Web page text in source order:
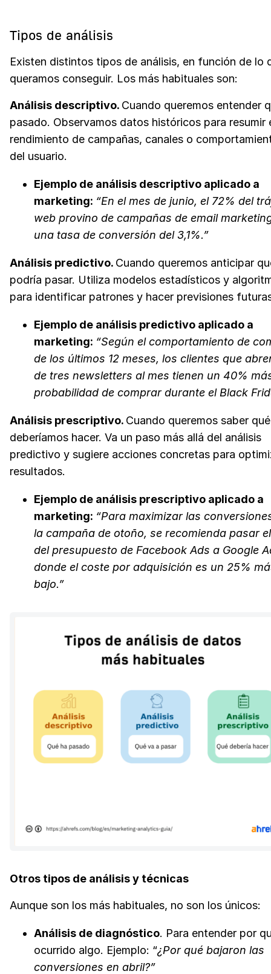
Tipos de análisis
Existen distintos tipos de análisis, en función de lo
queramos conseguir. Los más habituales son:
Análisis descriptivo. Cuando queremos entender
pasado. Observamos datos históricos para resumir
rendimiento de campañas, canales o
del usuario.
Ejemplo de análisis descriptivo aplicado a
marketing: “En el mes de junio, el 72% del
web provino de campañas de email
una tasa de conversión del 3,1%.”
Análisis predictivo. Cuando queremos anticipar
podría pasar. Utiliza modelos estadísticos y
para identificar patrones y hacer previsiones
Ejemplo de análisis predictivo aplicado a
marketing: “Según el comportamiento de
de los últimos 12 meses, los clientes que
de tres newsletters al mes tienen un 40%
probabilidad de comprar durante el Black
Análisis prescriptivo. Cuando queremos saber qué
deberíamos hacer. Va un paso más allá del análisis
predictivo y sugiere acciones concretas para
resultados.
Ejemplo de análisis prescriptivo aplicado a
marketing: “Para maximizar las
la campaña de otoño, se recomienda pasar
del presupuesto de Facebook Ads a Google
donde el coste por adquisición es un 25%
bajo.”
Otros tipos de análisis y técnicas
Aunque son los más habituales, no son los únicos:
Análisis de diagnóstico. Para entender por
ocurrido algo. Ejemplo: “¿Por qué bajaron las
conversiones en abril?”